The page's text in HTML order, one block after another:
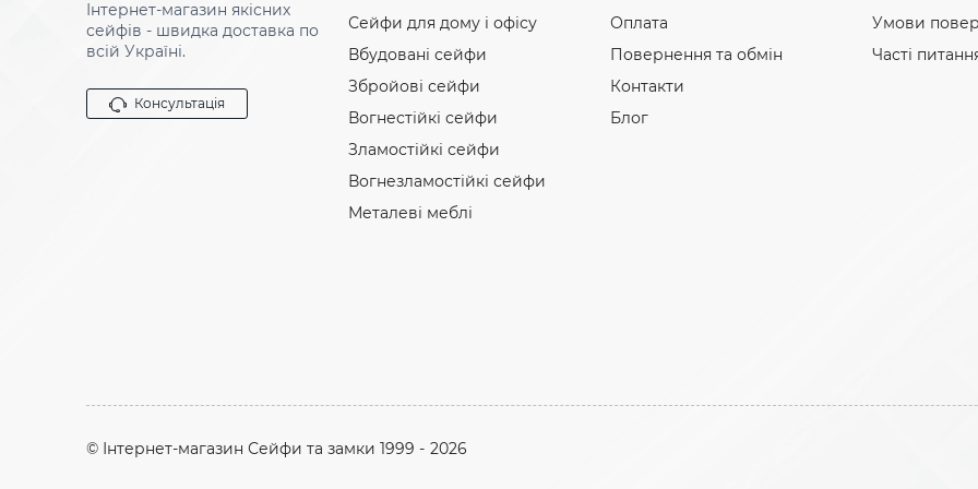
Інтернет-магазин якісних
сейфів - швидка доставка по
всій Україні.
Консультація
Сейфи для дому і офісу
Вбудовані сейфи
Збройові сейфи
Вогнестійкі сейфи
Зламостійкі сейфи
Вогнезламостійкі сейфи
Металеві меблі
Оплата
Повернення та обмін
Контакти
Блог
Умови
Часті
© Інтернет-магазин Сейфи та замки 1999 - 2026